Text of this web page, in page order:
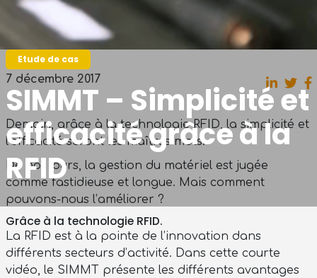
Etude de cas
SIMMT – Simplicité et
efficacité grâce à la
RFID
7 décembre 2017
Demain, grâce à la technologie RFID, la simplicité et
l’efficacité seront les maîtres mots.
De nos jours, la gestion du matériel est jugée
comme fastidieuse et longue. Mais comment
pouvons-nous l’améliorer ?
Grâce à la technologie RFID.
La RFID est à la pointe de l’innovation dans
différents secteurs d’activité. Dans cette courte
vidéo, le SIMMT présente les différents avantages